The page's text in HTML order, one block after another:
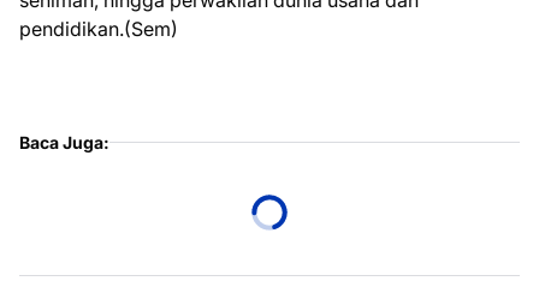
pendidikan.(Sem)
Baca Juga: